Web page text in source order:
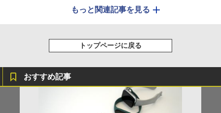
もっと関連記事を見る
トップページに戻る
おすすめ記事